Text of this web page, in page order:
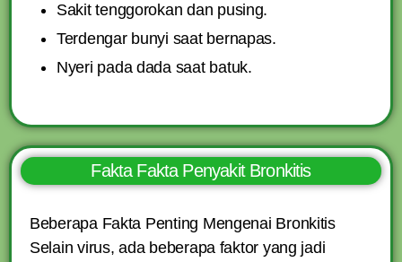
Sakit tenggorokan dan pusing.
Terdengar bunyi saat bernapas.
Nyeri pada dada saat batuk.
Fakta Fakta Penyakit Bronkitis
Beberapa Fakta Penting Mengenai Bronkitis
Selain virus, ada beberapa faktor yang jadi